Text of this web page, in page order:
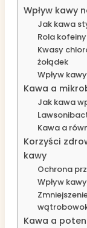
Wpływ kawy
Jak kawa
Rola
Kwasy
żołądek
Wpływ
Kawa a
Jak kawa
Kawa a
Korzyści
kawy
Ochrona
Wpływ
Kawa a